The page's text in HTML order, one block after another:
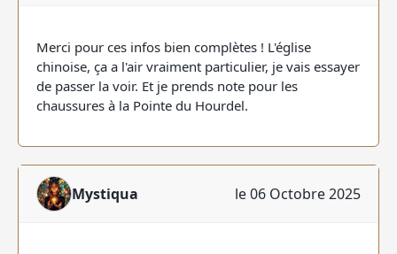
Merci pour ces infos bien complètes ! L'église
chinoise, ça a l'air vraiment particulier, je vais essayer
de passer la voir. Et je prends note pour les
chaussures à la Pointe du Hourdel.
Mystiqua le 06 Octobre 2025